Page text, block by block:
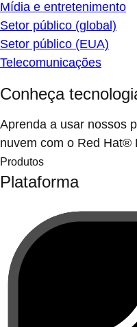
Mídia e entretenimento
Setor público (global)
Setor público (EUA)
Telecomunicações
Conheça
Aprenda a usar nossos
nuvem com o Red Hat®
Produtos
Plataforma